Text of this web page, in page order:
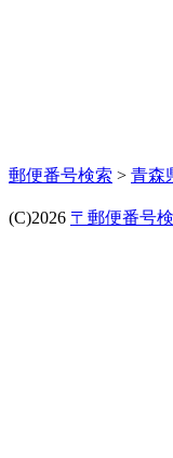
郵便番号検索 > 青森
(C)2026 〒郵便番号